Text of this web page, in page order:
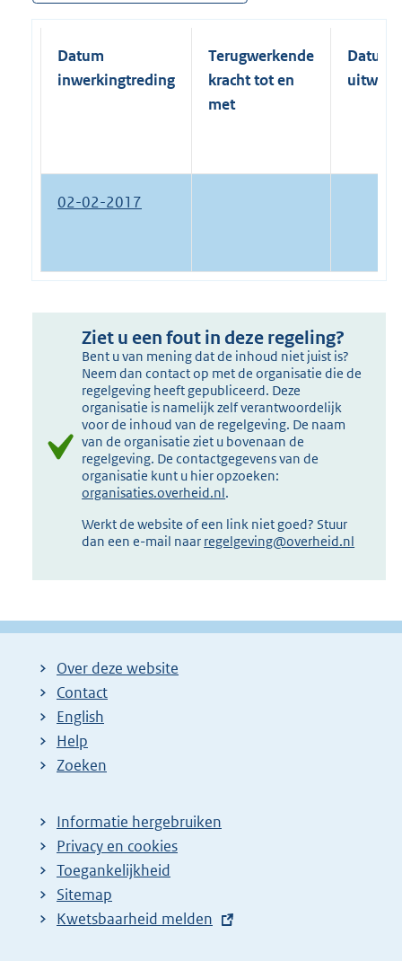
Datum
inwerkingtreding
Terugwerkende
kracht tot en
met
Datum
02-02-2017
Ziet u een fout in deze regeling?
Bent u van mening dat de inhoud niet juist is?
Neem dan contact op met de organisatie die de
regelgeving heeft gepubliceerd. Deze
organisatie is namelijk zelf verantwoordelijk
voor de inhoud van de regelgeving. De naam
van de organisatie ziet u bovenaan de
regelgeving. De contactgegevens van de
organisatie kunt u hier opzoeken:
organisaties.overheid.nl.
Werkt de website of een link niet goed? Stuur
dan een e-mail naar regelgeving@overheid.nl
Over deze website
Contact
English
Help
Zoeken
Informatie hergebruiken
Privacy en cookies
Toegankelijkheid
Sitemap
E
Kwetsbaarheid melden